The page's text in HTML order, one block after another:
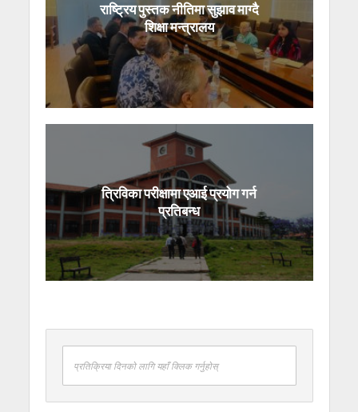
राष्ट्रिय पुस्तक नीतिमा सुझाव माग्दै
शिक्षा मन्त्रालय
त्रिविका परीक्षामा एआई प्रयोग गर्न
प्रतिबन्ध
प्रतिक्रिया दिनको लागि यहाँ क्लिक गर्नुहोस्